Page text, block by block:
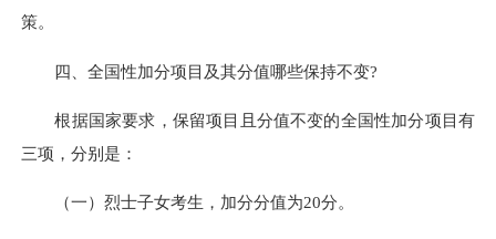
策。
四、全国性加分项目及其分值哪些保持不变?
根据国家要求，保留项目且分值不变的全国性加分项目有
三项，分别是：
（一）烈士子女考生，加分分值为20分。